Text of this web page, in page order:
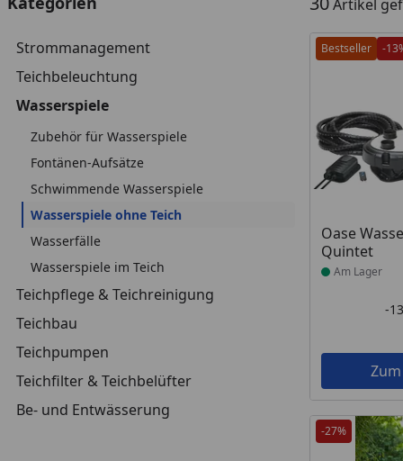
Strommanagement
Teichbeleuchtung
Wasserspiele
Zubehör für Wasserspiele
Fontänen-Aufsätze
Schwimmende Wasserspiele
Wasserspiele ohne Teich
Wasserfälle
Wasserspiele im Teich
Teichpflege & Teichreinigung
Teichbau
Teichpumpen
Teichfilter & Teichbelüfter
Be- und Entwässerung
Artikel
Bestseller -
Oase
Quintet
Produkt am
Am Lager
-
-27%